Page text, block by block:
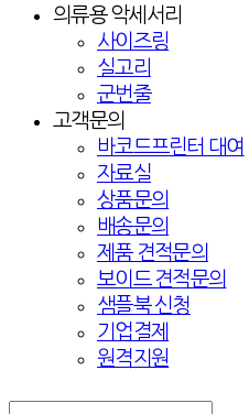
의류용 악세서리
사이즈링
실고리
군번줄
고객문의
바코드프린터 대여
자료실
상품문의
배송문의
제품 견적문의
보이드 견적문의
샘플북 신청
기업결제
원격지원